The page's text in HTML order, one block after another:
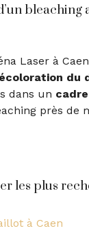
bleaching
Laser à
du
dans un
près de
les plus
à Caen